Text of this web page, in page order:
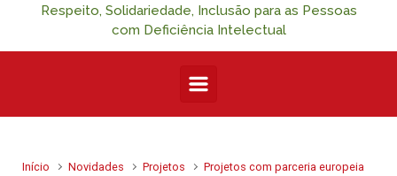
Respeito, Solidariedade, Inclusão para as Pessoas
com Deficiência Intelectual
Início Novidades Projetos
Projetos com parceria europeia